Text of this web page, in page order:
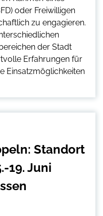
oder Freiwilligen
zu engagieren.
der Stadt
Erfahrungen für
Einsatzmöglichkeiten
Standort
19. Juni